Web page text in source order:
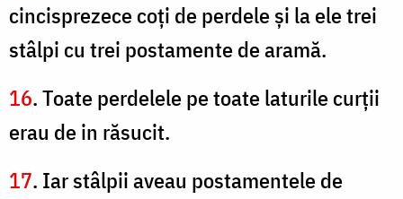
cincisprezece coţi de perdele şi la ele trei
stâlpi cu trei postamente de aramă.
16. Toate perdelele pe toate laturile curţii
erau de in răsucit.
17. Iar stâlpii aveau postamentele de